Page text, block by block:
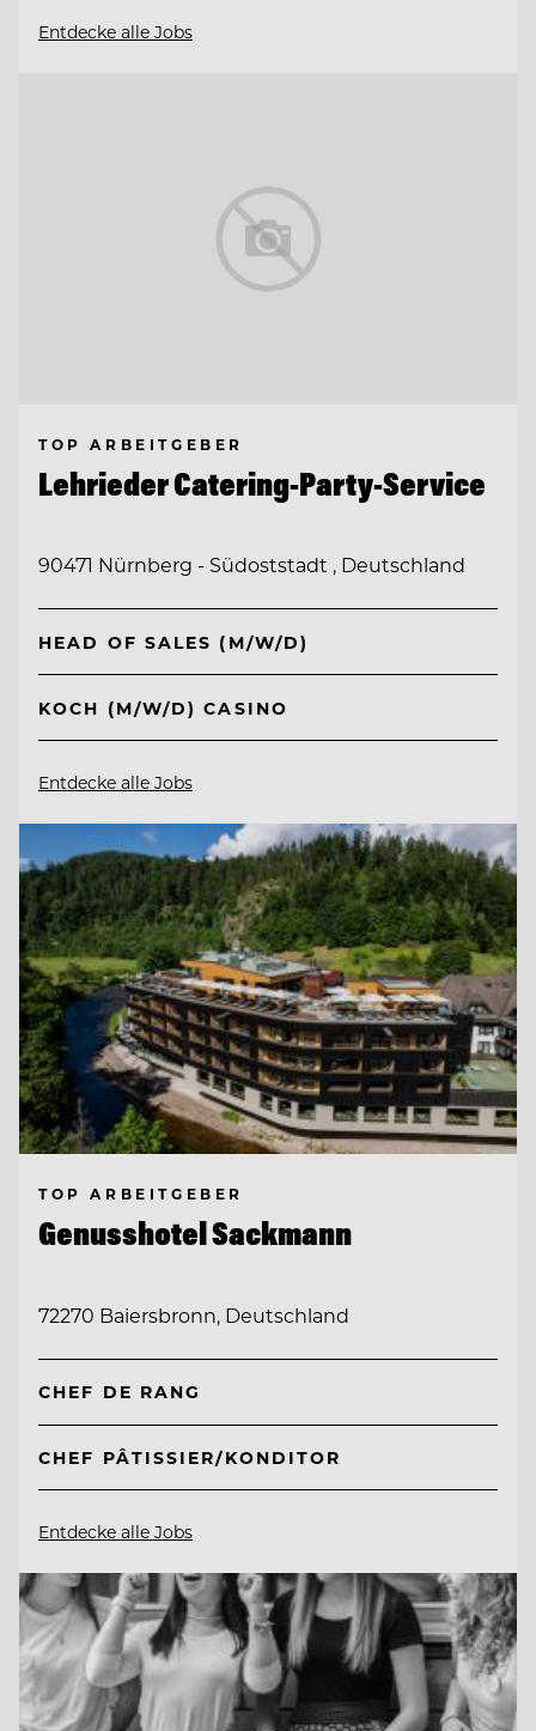
Entdecke alle Jobs
TOP ARBEITGEBER
Lehrieder Catering-Party-Service
90471 Nürnberg - Südoststadt , Deutschland
HEAD OF SALES (M/W/D)
KOCH (M/W/D) CASINO
Entdecke alle Jobs
TOP ARBEITGEBER
Genusshotel Sackmann
72270 Baiersbronn, Deutschland
CHEF DE RANG
CHEF PÂTISSIER/KONDITOR
Entdecke alle Jobs